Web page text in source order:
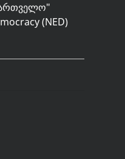
"
(NED)